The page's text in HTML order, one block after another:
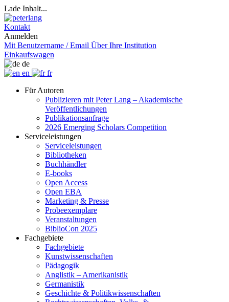
Lade Inhalt...
Kontakt
Anmelden
Mit Benutzername / Email Über Ihre Institution
Einkaufswagen
de
en
fr
Für Autoren
Publizieren mit Peter Lang – Akademische
Veröffentlichungen
Publikationsanfrage
2026 Emerging Scholars Competition
Serviceleistungen
Serviceleistungen
Bibliotheken
Buchhändler
E-books
Open Access
Open EBA
Marketing & Presse
Probeexemplare
Veranstaltungen
BiblioCon 2025
Fachgebiete
Fachgebiete
Kunstwissenschaften
Pädagogik
Anglistik – Amerikanistik
Germanistik
Geschichte & Politikwissenschaften